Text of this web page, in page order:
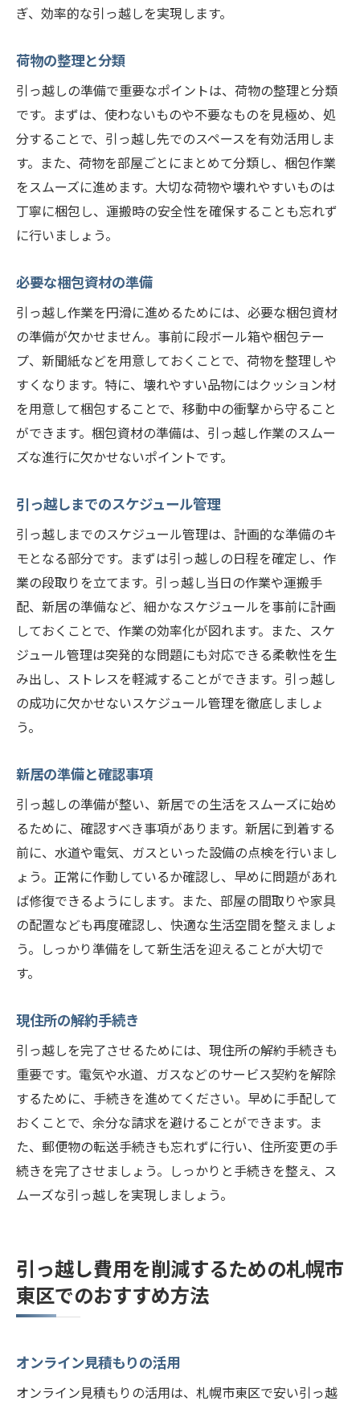
ぎ、効率的な引っ越しを実現します。
荷物の整理と分類
引っ越しの準備で重要なポイントは、荷物の整理と分類
です。まずは、使わないものや不要なものを見極め、処
分することで、引っ越し先でのスペースを有効活用しま
す。また、荷物を部屋ごとにまとめて分類し、梱包作業
をスムーズに進めます。大切な荷物や壊れやすいものは
丁寧に梱包し、運搬時の安全性を確保することも忘れず
に行いましょう。
必要な梱包資材の準備
引っ越し作業を円滑に進めるためには、必要な梱包資材
の準備が欠かせません。事前に段ボール箱や梱包テー
プ、新聞紙などを用意しておくことで、荷物を整理しや
すくなります。特に、壊れやすい品物にはクッション材
を用意して梱包することで、移動中の衝撃から守ること
ができます。梱包資材の準備は、引っ越し作業のスムー
ズな進行に欠かせないポイントです。
引っ越しまでのスケジュール管理
引っ越しまでのスケジュール管理は、計画的な準備のキ
モとなる部分です。まずは引っ越しの日程を確定し、作
業の段取りを立てます。引っ越し当日の作業や運搬手
配、新居の準備など、細かなスケジュールを事前に計画
しておくことで、作業の効率化が図れます。また、スケ
ジュール管理は突発的な問題にも対応できる柔軟性を生
み出し、ストレスを軽減することができます。引っ越し
の成功に欠かせないスケジュール管理を徹底しましょ
う。
新居の準備と確認事項
引っ越しの準備が整い、新居での生活をスムーズに始め
るために、確認すべき事項があります。新居に到着する
前に、水道や電気、ガスといった設備の点検を行いまし
ょう。正常に作動しているか確認し、早めに問題があれ
ば修復できるようにします。また、部屋の間取りや家具
の配置なども再度確認し、快適な生活空間を整えましょ
う。しっかり準備をして新生活を迎えることが大切で
す。
現住所の解約手続き
引っ越しを完了させるためには、現住所の解約手続きも
重要です。電気や水道、ガスなどのサービス契約を解除
するために、手続きを進めてください。早めに手配して
おくことで、余分な請求を避けることができます。ま
た、郵便物の転送手続きも忘れずに行い、住所変更の手
続きを完了させましょう。しっかりと手続きを整え、ス
ムーズな引っ越しを実現しましょう。
引っ越し費用を削減するための札幌市
東区でのおすすめ方法
オンライン見積もりの活用
オンライン見積もりの活用は、札幌市東区で安い引っ越